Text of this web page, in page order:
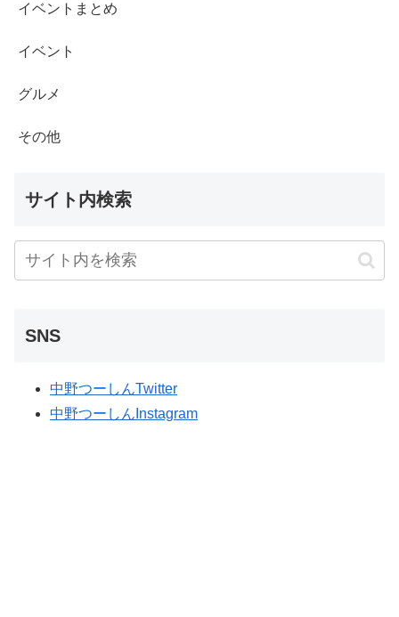
イベントまとめ
イベント
グルメ
その他
サイト内検索
SNS
中野つーしんTwitter
中野つーしんInstagram